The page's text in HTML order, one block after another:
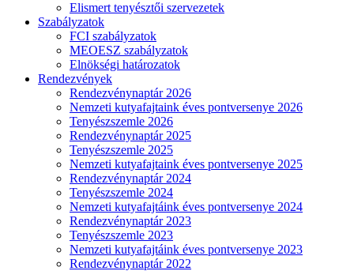
Elismert tenyésztői szervezetek
Szabályzatok
FCI szabályzatok
MEOESZ szabályzatok
Elnökségi határozatok
Rendezvények
Rendezvénynaptár 2026
Nemzeti kutyafajtaink éves pontversenye 2026
Tenyészszemle 2026
Rendezvénynaptár 2025
Tenyészszemle 2025
Nemzeti kutyafajtaink éves pontversenye 2025
Rendezvénynaptár 2024
Tenyészszemle 2024
Nemzeti kutyafajtáink éves pontversenye 2024
Rendezvénynaptár 2023
Tenyészszemle 2023
Nemzeti kutyafajtáink éves pontversenye 2023
Rendezvénynaptár 2022